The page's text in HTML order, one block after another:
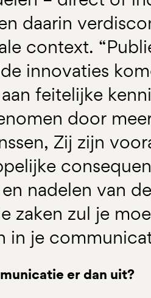
daarin
context.
innovaties
feitelijke
door
Zij zijn
nadelen van
zaken zul je
in je
er dan uit?